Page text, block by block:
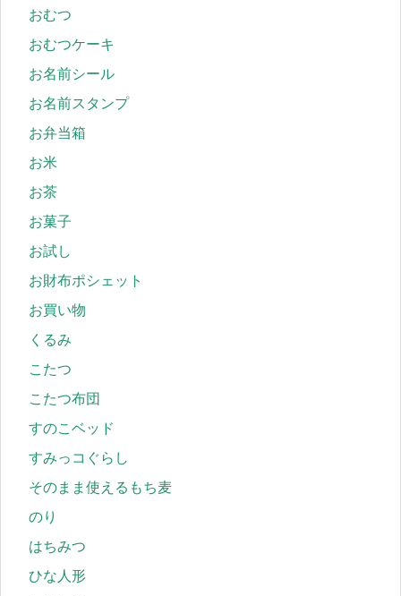
おむつ
おむつケーキ
お名前シール
お名前スタンプ
お弁当箱
お米
お茶
お菓子
お試し
お財布ポシェット
お買い物
くるみ
こたつ
こたつ布団
すのこベッド
すみっコぐらし
そのまま使えるもち麦
のり
はちみつ
ひな人形